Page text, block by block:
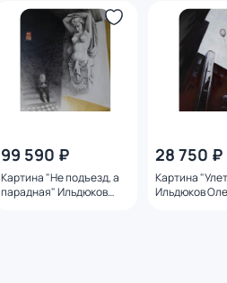
99 590 ₽
Картина "Не подъезд, а
парадная" Ильдюков
28 750 ₽
Картина
Ильдюков